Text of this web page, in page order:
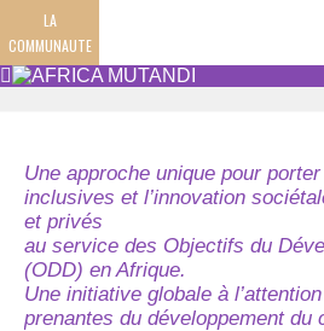
LA
COMMUNAUTE
Une approche unique pour
inclusives et l’innovation
et privés
au service des Objectifs du
(ODD) en Afrique.
Une initiative globale à
prenantes du développement du